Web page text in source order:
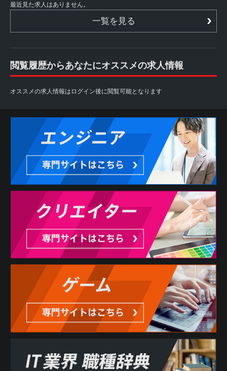
最近見た求人はありません。
一覧を見る
閲覧履歴からあなたにオススメの求人情報
オススメの求人情報はログイン後に閲覧可能となります